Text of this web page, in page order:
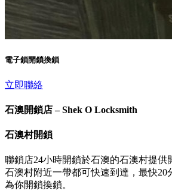
電子鎖開鎖換鎖
立即聯絡
石澳開鎖店 – Shek O Locksmith
石澳村開鎖
聯鎖店24小時開鎖於石澳的石澳村提供
石澳村附近一帶都可快速到達，最快20
為你開鎖換鎖。